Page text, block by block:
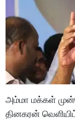
அம்மா மக்கள்
தினகரன்